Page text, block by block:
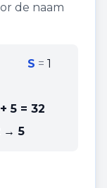
de naam
S =1
5 = 32
→ 5